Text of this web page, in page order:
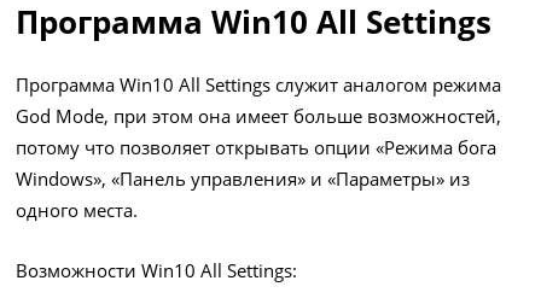
Программа Win10 All Settings
Программа Win10 All Settings служит аналогом режима
God Mode, при этом она имеет больше возможностей,
потому что позволяет открывать опции «Режима бога
Windows», «Панель управления» и «Параметры» из
одного места.
Возможности Win10 All Settings: